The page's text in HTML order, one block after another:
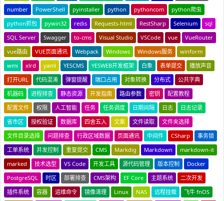
number
PowerShell pyinstaller python pythoncom
python爬虫
python抓包
pywin32 redis Requests-html RestSharp Selenium
sql
SQL Server
Swagger to-cms Visual Studio VSCode vue
VueRouter
vue路由
VUE页面通讯 Webpack Windows Windows服务
winform
wmi
xlrd yaml YESCMS YESWEB开发框架 白象 表单提交
播放声音
打开URL
代码混淆 弹窗提醒 端口占用 对象转换 分布式
公共字典
机器码
进程排查 静态资源 开发指南 路由参数 密钥
配置教程
配置文件
权限 人工智能 任务 任务调度 日期间隔 日志
日志记录
省市区
授权验证 数据库 四舍五入 文案 文件读取
文件夹选择
文件目录选择
问题排查 行政区域数据 页面通讯 中间件 CSharp
事务锁
工单系统
并发控制 重复提交 CMS Markdig Markdown
markdown-it
marked
技术选型 VS Code 开发工具 源代码管理 版本控制
Docker
PostgreSQL
时区 部署排查 CMS架构 EF Core 主题系统
二次开发
插件系统
容器 运维命令 镜像清理 Linux NAS 远程挂载
飞牛 fnOS